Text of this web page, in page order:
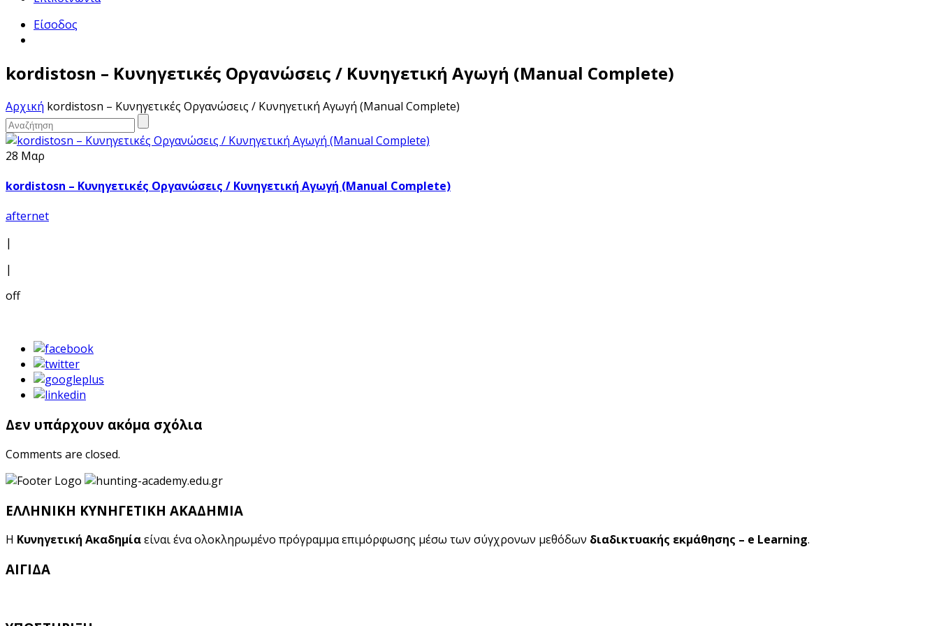
Είσοδος
kordistosn – Kυνηγετικές Οργανώσεις / Κυνηγετική Αγωγή (Manual Complete)
Αρχική kordistosn – Kυνηγετικές Οργανώσεις / Κυνηγετική Αγωγή (Manual Complete)
28 Μαρ
kordistosn – Kυνηγετικές Οργανώσεις / Κυνηγετική Αγωγή (Manual Complete)
afternet
|
|
off
Δεν υπάρχουν ακόμα σχόλια
Comments are closed.
ΕΛΛΗΝΙΚΗ ΚΥΝΗΓΕΤΙΚΗ ΑΚΑΔΗΜΙΑ
Η Κυνηγετική Ακαδημίαείναι ένα ολοκληρωμένο πρόγραμμα επιμόρφωσης μέσω των σύγχρονων μεθόδων διαδικτυακής εκμάθησης – e Learning.
ΑΙΓΙΔΑ